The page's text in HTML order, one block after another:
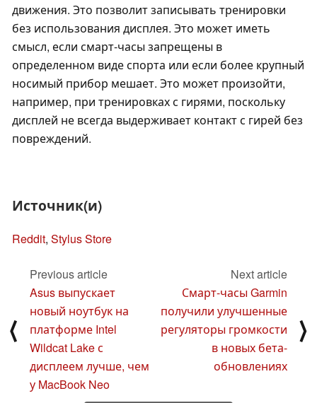
движения. Это позволит записывать тренировки
без использования дисплея. Это может иметь
смысл, если смарт-часы запрещены в
определенном виде спорта или если более крупный
носимый прибор мешает. Это может произойти,
например, при тренировках с гирями, поскольку
дисплей не всегда выдерживает контакт с гирей без
повреждений.
Источник(и)
Reddit, Stylus Store
⟨
Previous article
Asus выпускает
новый ноутбук на
платформе Intel
Wildcat Lake с
дисплеем лучше, чем
у MacBook Neo
Next article
Смарт-часы Garmin
получили улучшенные
регуляторы громкости
в новых бета-
обновлениях
⟩